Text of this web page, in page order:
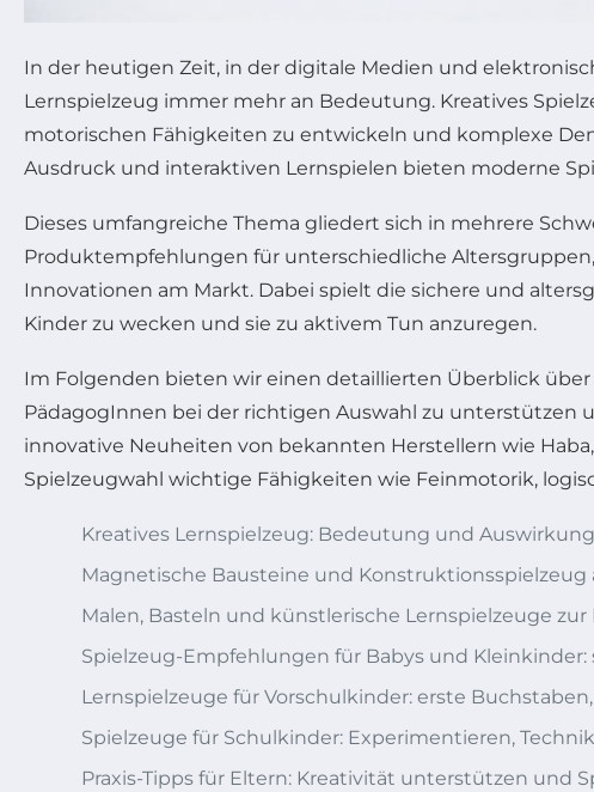
In der heutigen Zeit, in der digitale Medien und
Lernspielzeug immer mehr an Bedeutung. Kreatives
motorischen Fähigkeiten zu entwickeln und komplexe
Ausdruck und interaktiven Lernspielen bieten moderne
Dieses umfangreiche Thema gliedert sich in mehrere
Produktempfehlungen für unterschiedliche
Innovationen am Markt. Dabei spielt die sichere und
Kinder zu wecken und sie zu aktivem Tun anzuregen.
Im Folgenden bieten wir einen detaillierten Überblick
PädagogInnen bei der richtigen Auswahl zu unterstützen
innovative Neuheiten von bekannten Herstellern wie
Spielzeugwahl wichtige Fähigkeiten wie Feinmotorik,
Kreatives Lernspielzeug: Bedeutung und
Magnetische Bausteine und
Malen, Basteln und künstlerische Lernspielzeuge
Spielzeug-Empfehlungen für Babys und Kleinkinder:
Lernspielzeuge für Vorschulkinder: erste
Spielzeuge für Schulkinder: Experimentieren,
Praxis-Tipps für Eltern: Kreativität unterstützen und